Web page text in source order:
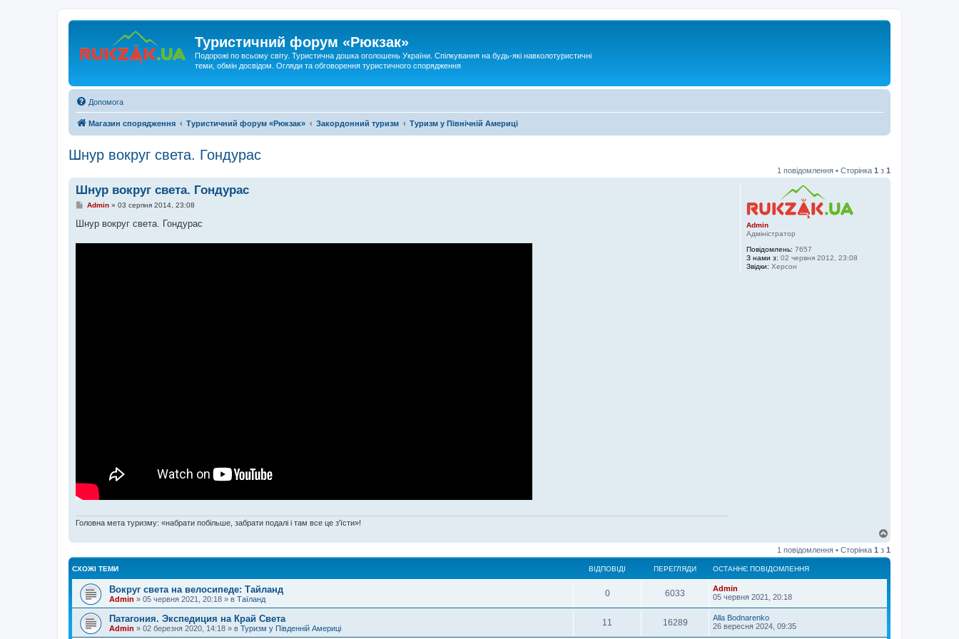
Туристичний форум «Рюкзак»
Подорожі по всьому світу. Туристична дошка оголошень України. Спілкування на будь-які навколотуристичні
теми, обмін досвідом. Огляди та обговорення туристичного спорядження
Допомога
Магазин спорядження Туристичний форум «Рюкзак» Закордонний туризм Туризм у Північній Америці
Шнур вокруг света. Гондурас
1 повідомлення • Сторінка 1 з 1
Admin
Адміністратор
Повідомлень: 7657
З нами з: 02 червня 2012, 23:08
Звідки: Херсон
Шнур вокруг света. Гондурас
П
в
Admin» 03 серпня 2014, 23:08
Шнур вокруг света. Гондурас
Головна мета туризму: «набрати побільше, забрати подалі і там все це з'їсти»!
г
о
1 повідомлення • Сторінка 1 з 1
СХОЖІ ТЕМИ ВІДПОВІДІ ПЕРЕГЛЯДИ ОСТАННЄ ПОВІДОМЛЕННЯ
Вокруг света на велосипеде: Тайланд
Admin » 05 червня 2021, 20:18 » в Таїланд
0 6033
Admin
05 червня 2021, 20:18
Патагония. Экспедиция на Край Света
Admin » 02 березня 2020, 14:18 » в Туризм у Південній Америці
11 16289
Alla Bodnarenko
26 вересня 2024, 09:35